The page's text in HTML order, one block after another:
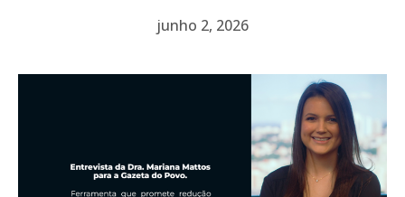
junho 2, 2026